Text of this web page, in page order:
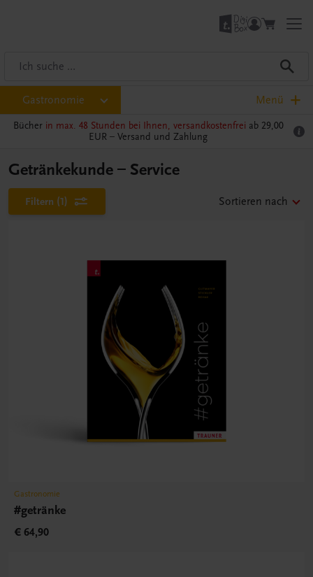
Gastronomie Menü
Bücher in max. 48 Stunden bei Ihnen, versandkostenfrei ab 29,00
EUR – Versand und Zahlung
Getränkekunde – Service
Filtern (1) Sortieren nach
Gastronomie
#getränke
€ 64,90